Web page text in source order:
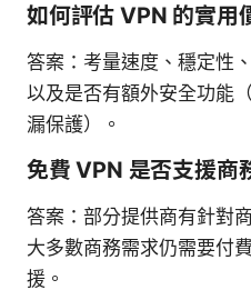
如何評估 VPN 的實用
答案：考量速度、穩定性
以及是否有額外安全功能
漏保護）。
免費 VPN 是否支援商
答案：部分提供商有針對
大多數商務需求仍需要付
援。